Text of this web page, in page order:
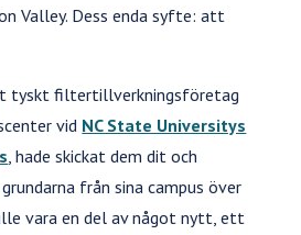
Valley. Dess enda syfte: att
tyskt filtertillverkningsföretag
vid NC State Universitys
, hade skickat dem dit och
från sina campus över
vara en del av något nytt, ett